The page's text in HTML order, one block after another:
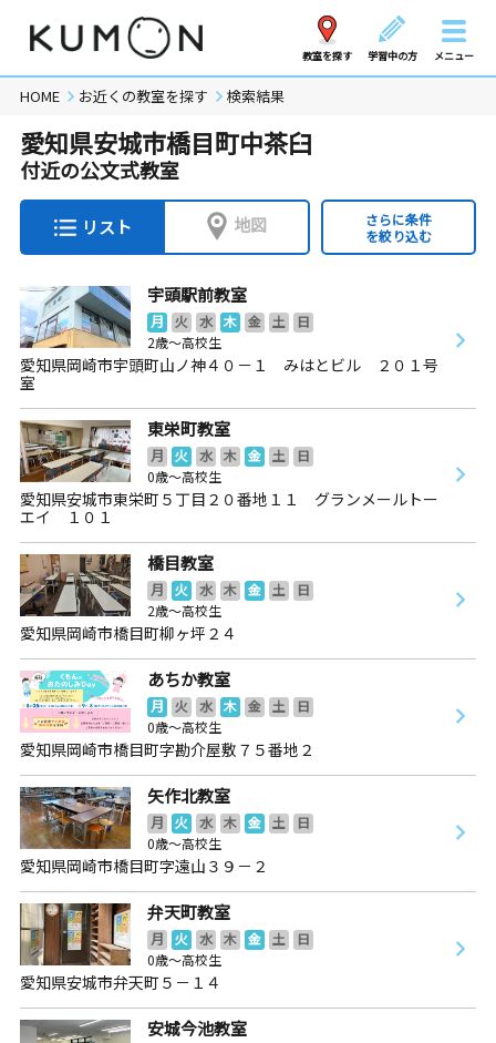
教室を探す 学習中の方 メニュー
HOME お近くの教室を探す 検索結果
愛知県安城市橋目町中茶臼
付近の公文式教室
リスト 地図
さらに条件
を絞り込む
宇頭駅前教室
月 火 水 木 金 土
日
2歳～高校生
愛知県岡崎市宇頭町山ノ神４０－１ みはとビル ２０１号
室
東栄町教室
月 火 水 木 金 土
日
0歳～高校生
愛知県安城市東栄町５丁目２０番地１１ グランメールトー
エイ １０１
橋目教室
月 火 水 木 金 土
日
2歳～高校生
愛知県岡崎市橋目町柳ヶ坪２４
あちか教室
月 火 水 木 金 土
日
0歳～高校生
愛知県岡崎市橋目町字勘介屋敷７５番地２
矢作北教室
月 火 水 木 金 土
日
0歳～高校生
愛知県岡崎市橋目町字遠山３９－２
弁天町教室
月 火 水 木 金 土
日
0歳～高校生
愛知県安城市弁天町５－１４
安城今池教室